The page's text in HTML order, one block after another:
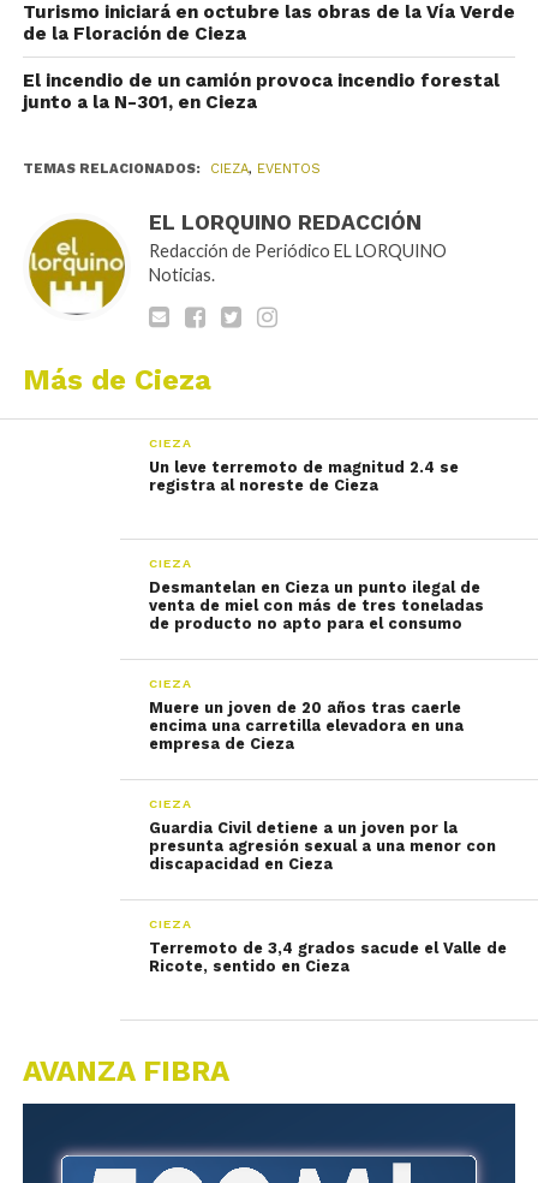
Turismo iniciará en octubre las obras de la Vía Verde
de la Floración de Cieza
El incendio de un camión provoca incendio forestal
junto a la N-301, en Cieza
TEMAS RELACIONADOS: CIEZA, EVENTOS
EL LORQUINO REDACCIÓN
Redacción de Periódico EL LORQUINO
Noticias.
Más de Cieza
CIEZA
Un leve terremoto de magnitud 2.4 se
registra al noreste de Cieza
CIEZA
Desmantelan en Cieza un punto ilegal de
venta de miel con más de tres toneladas
de producto no apto para el consumo
CIEZA
Muere un joven de 20 años tras caerle
encima una carretilla elevadora en una
empresa de Cieza
CIEZA
Guardia Civil detiene a un joven por la
presunta agresión sexual a una menor con
discapacidad en Cieza
CIEZA
Terremoto de 3,4 grados sacude el Valle de
Ricote, sentido en Cieza
AVANZA FIBRA